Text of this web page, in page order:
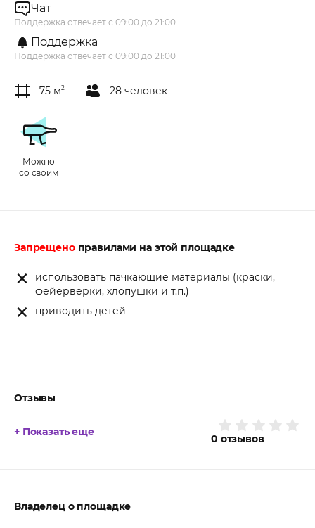
Чат
Поддержка отвечает с 09:00 до 21:00
Поддержка
Поддержка отвечает с 09:00 до 21:00
75 м2 28 человек
Можно
со своим
Запрещеноправилами на этой площадке
использовать пачкающие материалы (краски,
фейерверки, хлопушки и т.п.)
приводить детей
Отзывы
0 отзывов
+ Показать еще
Владелец о площадке